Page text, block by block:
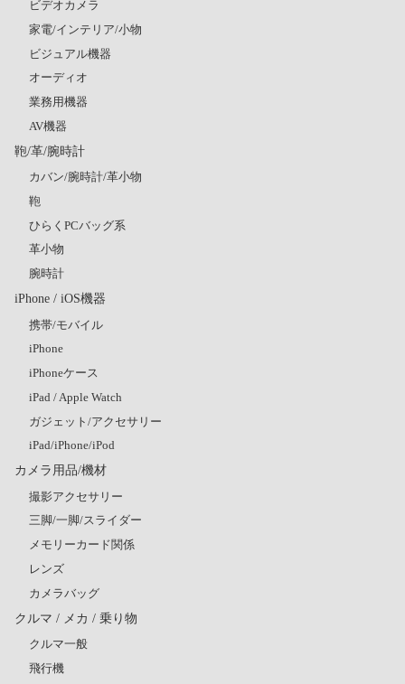
ビデオカメラ
家電/インテリア/小物
ビジュアル機器
オーディオ
業務用機器
AV機器
鞄/革/腕時計
カバン/腕時計/革小物
鞄
ひらくPCバッグ系
革小物
腕時計
iPhone / iOS機器
携帯/モバイル
iPhone
iPhoneケース
iPad / Apple Watch
ガジェット/アクセサリー
iPad/iPhone/iPod
カメラ用品/機材
撮影アクセサリー
三脚/一脚/スライダー
メモリーカード関係
レンズ
カメラバッグ
クルマ / メカ / 乗り物
クルマ一般
飛行機